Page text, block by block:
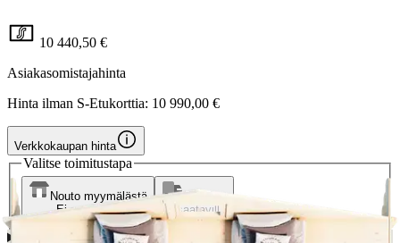
10 440,50 €
Asiakasomistajahinta
Hinta ilman S-Etukorttia: 10 990,00 €
Verkkokaupan hinta
Valitse toimitustapa
Nouto myymälästä
Ei saatavilla
Ei saatavilla